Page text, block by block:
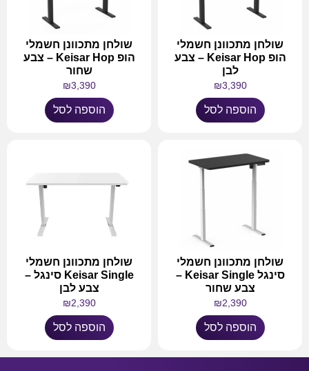
שולחן מתכוונן חשמלי
הופ Keisar Hop – צבע
לבן
₪3,390
הוספה לסל
שולחן מתכוונן חשמלי
הופ Keisar Hop – צבע
שחור
₪3,390
הוספה לסל
שולחן מתכוונן חשמלי
סינגל Keisar Single –
צבע שחור
₪2,390
הוספה לסל
שולחן מתכוונן חשמלי​
Keisar Single סינגל –
צבע לבן
₪2,390
הוספה לסל